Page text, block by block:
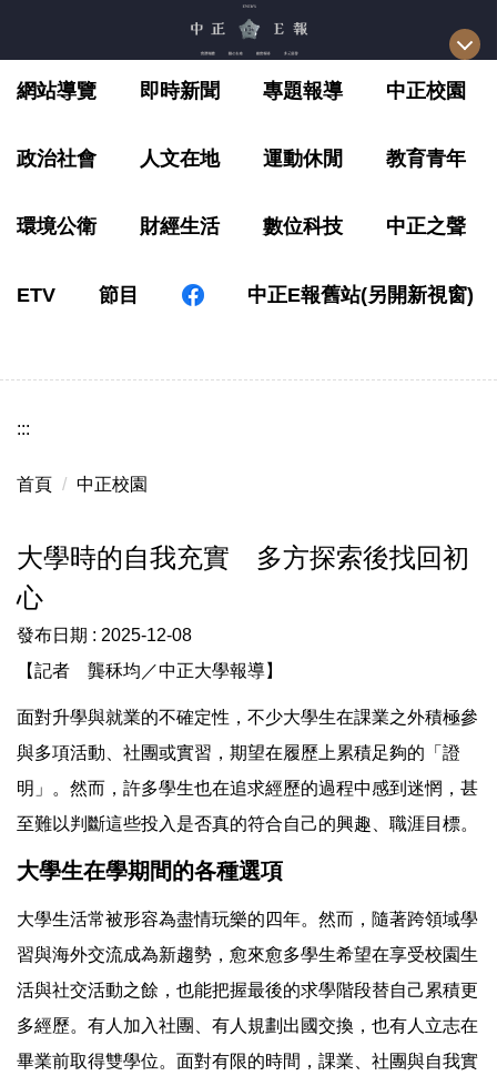
要
容
網站導覽 即時新聞 專題報導 中正校園
政治社會 人文在地 運動休閒 教育青年
環境公衛 財經生活 數位科技 中正之聲
ETV 節目 中正E報舊站(另開新視窗)
:::
首頁 中正校園
大學時的自我充實 多方探索後找回初
心
發布日期 : 2025-12-08
【記者 龔秝均／中正大學報導】
面對升學與就業的不確定性，不少大學生在課業之外積極參
與多項活動、社團或實習，期望在履歷上累積足夠的「證
明」。然而，許多學生也在追求經歷的過程中感到迷惘，甚
至難以判斷這些投入是否真的符合自己的興趣、職涯目標。
大學生在學期間的各種選項
大學生活常被形容為盡情玩樂的四年。然而，隨著跨領域學
習與海外交流成為新趨勢，愈來愈多學生希望在享受校園生
活與社交活動之餘，也能把握最後的求學階段替自己累積更
多經歷。有人加入社團、有人規劃出國交換，也有人立志在
畢業前取得雙學位。面對有限的時間，課業、社團與自我實